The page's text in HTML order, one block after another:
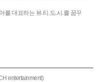
를 대표하는 뷰.티.도.시.를 꿈꾸
entertainment)